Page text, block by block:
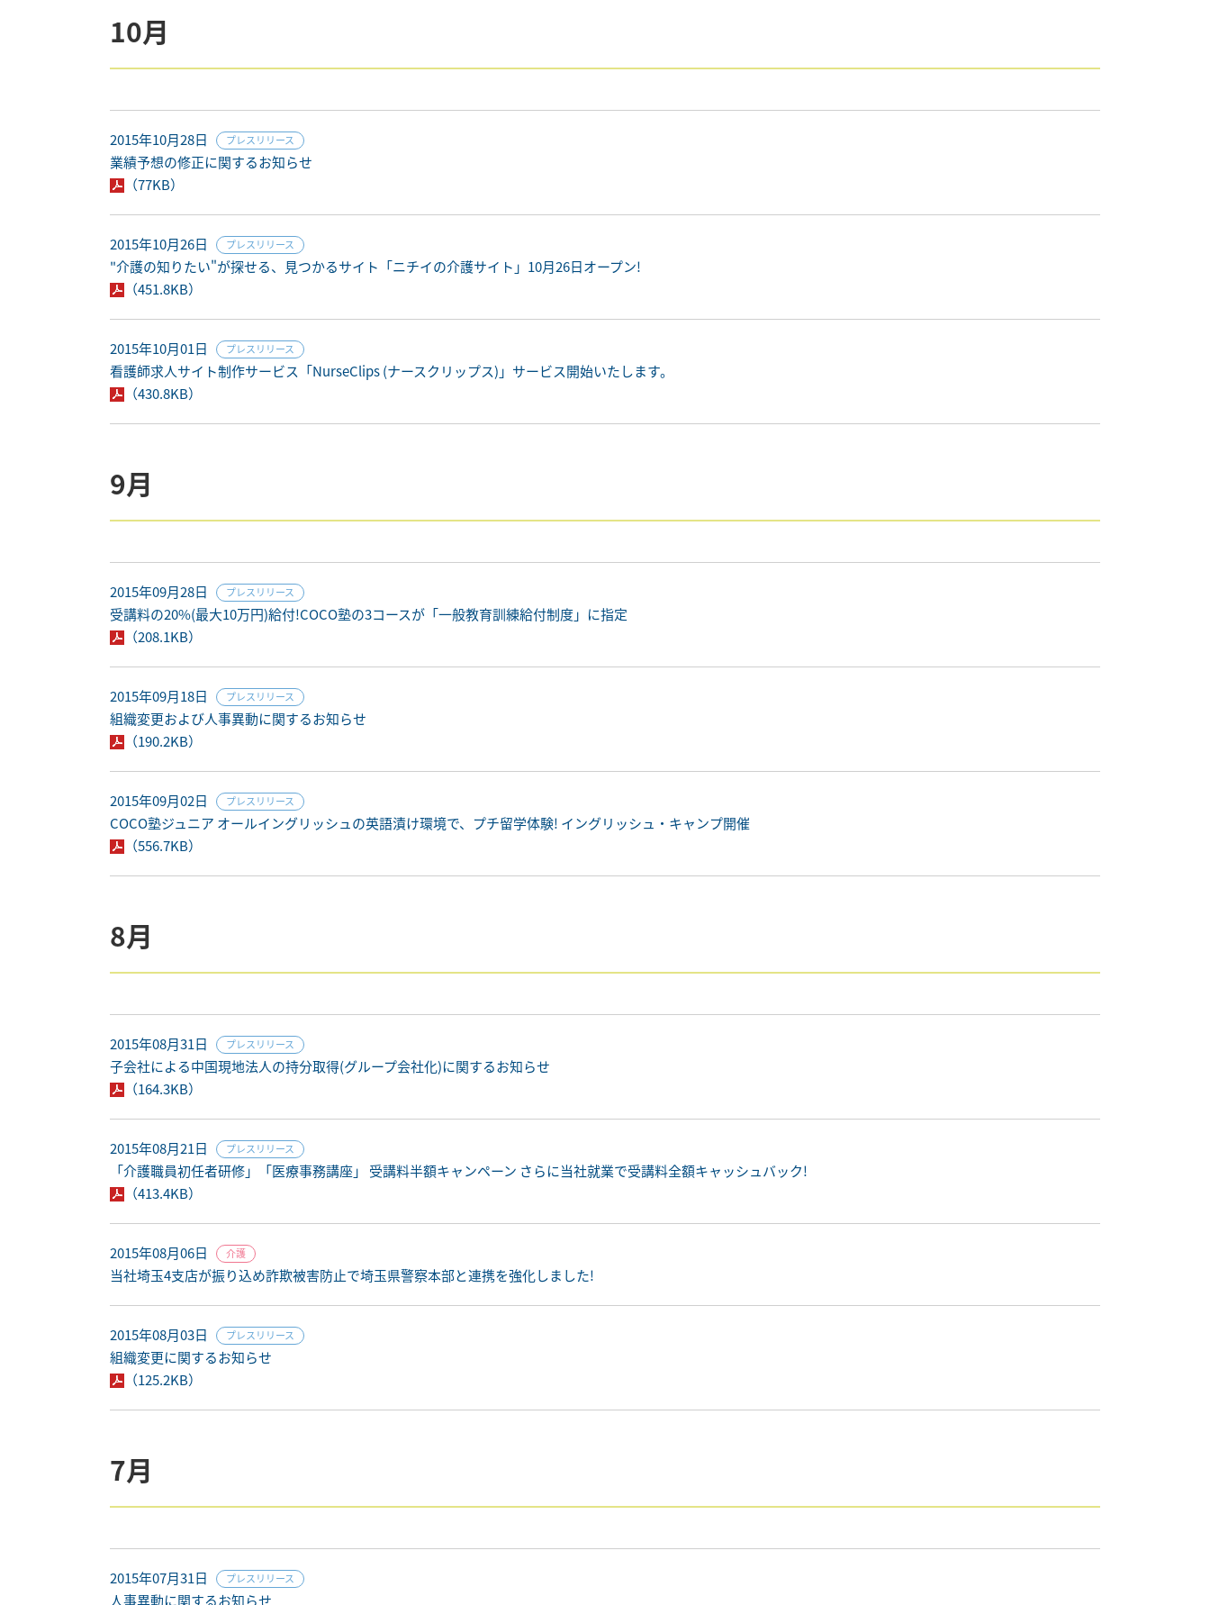
10月
2015年10月28日 プレスリリース
業績予想の修正に関するお知らせ
（77KB）
2015年10月26日 プレスリリース
"介護の知りたい"が探せる、見つかるサイト「ニチイの介護サイト」10月26日オープン!
（451.8KB）
2015年10月01日 プレスリリース
看護師求人サイト制作サービス「NurseClips (ナースクリップス)」サービス開始いたします。
（430.8KB）
9月
2015年09月28日 プレスリリース
受講料の20%(最大10万円)給付!COCO塾の3コースが「一般教育訓練給付制度」に指定
（208.1KB）
2015年09月18日 プレスリリース
組織変更および人事異動に関するお知らせ
（190.2KB）
2015年09月02日 プレスリリース
COCO塾ジュニア オールイングリッシュの英語漬け環境で、プチ留学体験! イングリッシュ・キャンプ開催
（556.7KB）
8月
2015年08月31日 プレスリリース
子会社による中国現地法人の持分取得(グループ会社化)に関するお知らせ
（164.3KB）
2015年08月21日 プレスリリース
「介護職員初任者研修」「医療事務講座」 受講料半額キャンペーン さらに当社就業で受講料全額キャッシュバック!
（413.4KB）
2015年08月06日 介護
当社埼玉4支店が振り込め詐欺被害防止で埼玉県警察本部と連携を強化しました!
2015年08月03日 プレスリリース
組織変更に関するお知らせ
（125.2KB）
7月
2015年07月31日 プレスリリース
人事異動に関するお知らせ